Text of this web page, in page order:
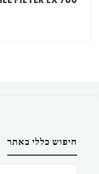
חיפוש כללי באתר